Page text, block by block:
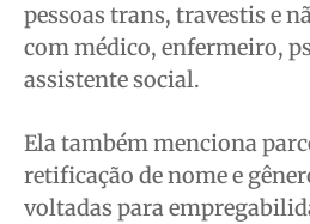
pessoas trans, travestis e
com médico, enfermeiro,
assistente social.
Ela também menciona
retificação de nome e
voltadas para